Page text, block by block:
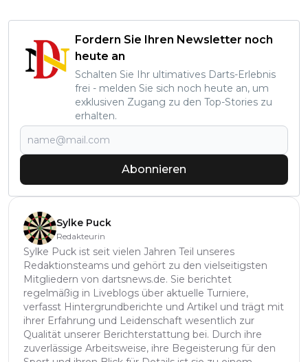
Fordern Sie Ihren Newsletter noch
heute an
Schalten Sie Ihr ultimatives Darts-Erlebnis
frei - melden Sie sich noch heute an, um
exklusiven Zugang zu den Top-Stories zu
erhalten.
Abonnieren
Sylke Puck
Redakteurin
Sylke Puck ist seit vielen Jahren Teil unseres
Redaktionsteams und gehört zu den vielseitigsten
Mitgliedern von dartsnews.de. Sie berichtet
regelmäßig in Liveblogs über aktuelle Turniere,
verfasst Hintergrundberichte und Artikel und trägt mit
ihrer Erfahrung und Leidenschaft wesentlich zur
Qualität unserer Berichterstattung bei. Durch ihre
zuverlässige Arbeitsweise, ihre Begeisterung für den